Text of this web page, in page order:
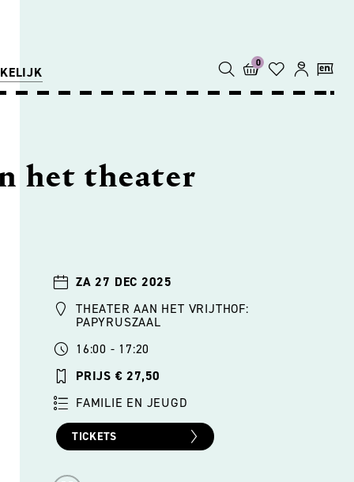
0
het theater
ZA 27 DEC 2025
THEATER AAN HET VRIJTHOF:
PAPYRUSZAAL
16:00 - 17:20
PRIJS € 27,50
FAMILIE EN JEUGD
TICKETS